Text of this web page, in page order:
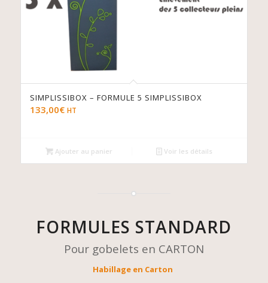
SIMPLISSIBOX – FORMULE 5 SIMPLISSIBOX
133,00€ HT
Ajouter au panier Voir les détails
FORMULES STANDARD
Pour gobelets en CARTON
Habillage en Carton